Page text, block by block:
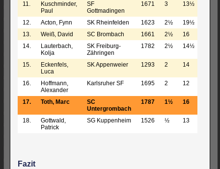
11.
Kuschminder,
Paul
SF
Gottmadingen
1671 3 13½
12. Acton, Fynn SK Rheinfelden 1623 2½
19½
13.
Weiß, David SC Brombach 1661 2½
16
14.
Lauterbach,
Kolja
SK Freiburg-
Zähringen
1782 2½ 14½
15.
Eckenfels,
Luca
SK Appenweier 1293 2 14
16.
Hoffmann,
Alexander
Karlsruher SF 1695 2 12
17. Toth, Marc
SC
Untergrombach
1787 1½ 16
18.
Gottwald,
Patrick
SG Kuppenheim 1526 ½ 13
Fazit